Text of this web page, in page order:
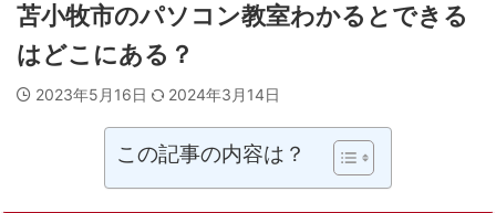
苫小牧市のパソコン教室わかるとできる
はどこにある？
2023年5月16日 2024年3月14日
この記事の内容は？